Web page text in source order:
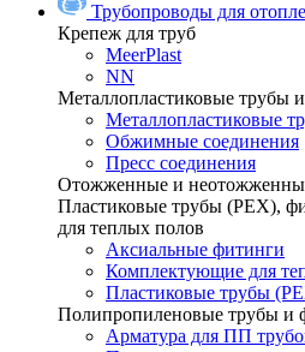
Трубопроводы для
Крепеж для труб
MeerPlast
NN
Металлопластиковые трубы
Металлопластиковые
Обжимные соединения
Пресс соединения
Отожженные и
Пластиковые трубы (РЕХ),
для теплых полов
Аксиальные фитинги
Комплектующие для
Пластиковые трубы
Полипропиленовые трубы и
Арматура для ПП